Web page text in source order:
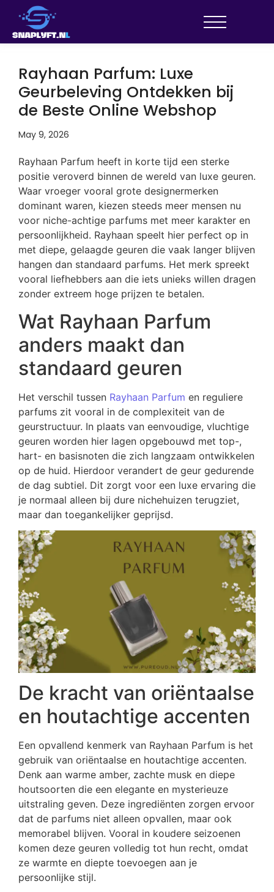
Rayhaan Parfum: Luxe
Geurbeleving Ontdekken bij
de Beste Online Webshop
May 9, 2026
Rayhaan Parfum heeft in korte tijd een sterke
positie veroverd binnen de wereld van luxe geuren.
Waar vroeger vooral grote designermerken
dominant waren, kiezen steeds meer mensen nu
voor niche-achtige parfums met meer karakter en
persoonlijkheid. Rayhaan speelt hier perfect op in
met diepe, gelaagde geuren die vaak langer blijven
hangen dan standaard parfums. Het merk spreekt
vooral liefhebbers aan die iets unieks willen dragen
zonder extreem hoge prijzen te betalen.
Wat Rayhaan Parfum
anders maakt dan
standaard geuren
Het verschil tussen Rayhaan Parfum en reguliere
parfums zit vooral in de complexiteit van de
geurstructuur. In plaats van eenvoudige, vluchtige
geuren worden hier lagen opgebouwd met top-,
hart- en basisnoten die zich langzaam ontwikkelen
op de huid. Hierdoor verandert de geur gedurende
de dag subtiel. Dit zorgt voor een luxe ervaring die
je normaal alleen bij dure nichehuizen terugziet,
maar dan toegankelijker geprijsd.
De kracht van oriëntaalse
en houtachtige accenten
Een opvallend kenmerk van Rayhaan Parfum is het
gebruik van oriëntaalse en houtachtige accenten.
Denk aan warme amber, zachte musk en diepe
houtsoorten die een elegante en mysterieuze
uitstraling geven. Deze ingrediënten zorgen ervoor
dat de parfums niet alleen opvallen, maar ook
memorabel blijven. Vooral in koudere seizoenen
komen deze geuren volledig tot hun recht, omdat
ze warmte en diepte toevoegen aan je
persoonlijke stijl.